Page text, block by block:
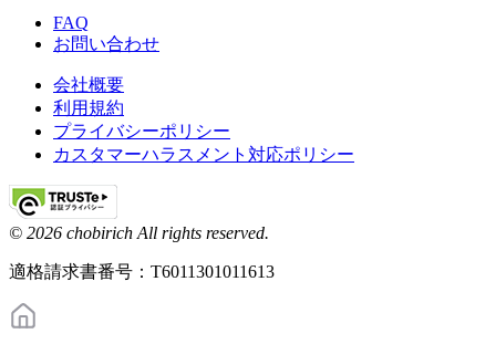
FAQ
お問い合わせ
会社概要
利用規約
プライバシーポリシー
カスタマーハラスメント対応ポリシー
© 2026 chobirich All rights reserved.
適格請求書番号：T6011301011613